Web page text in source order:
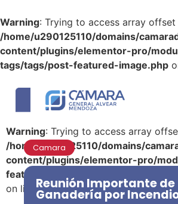
Warning: Trying to access array
/home/u290125110/domains/
content/plugins/elementor-pro/
tags/tags/post-featured-image.php
Warning: Trying to access array
/home/u290125110/domains/
content/plugins/elementor-pro/
featured-image.php
on line 39
Camara
Reunión Importante de
Ganadería por